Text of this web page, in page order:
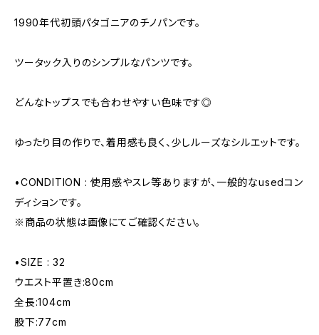
1990年代初頭パタゴニアのチノパンです。
ツータック入りのシンプルなパンツです。
どんなトップスでも合わせやすい色味です◎
ゆったり目の作りで、着用感も良く、少しルーズなシルエットです。
•CONDITION : 使用感やスレ等ありますが、一般的なusedコン
ディションです。
※商品の状態は画像にてご確認ください。
•SIZE : 32
ウエスト平置き:80cm
全長:104cm
股下:77cm